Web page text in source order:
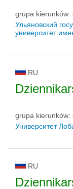
grupa kierunków:
Ульяновский
университет
RU
grupa kierunków:
Университет
RU